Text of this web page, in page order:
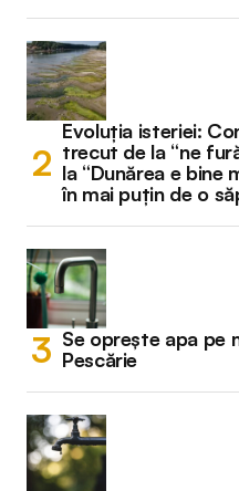
Evoluția isteriei:
trecut de la “ne
la “Dunărea e bine
în mai puțin de o
Se oprește apa pe
Pescărie